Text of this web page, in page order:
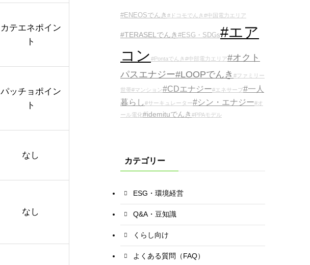
カテエネポイン
ト
パッチョポイン
ト
なし
なし
#ENEOSでんき #ドコモでんき #中国電力エリア
#TERASELでんき #ESG・SDGs#エア
コン #Pontaでんき #中部電力エリア#オクト
パスエナジー#LOOPでんき #ファミリー
世帯#マンション#CDエナジー#エネサーブ#一人
暮らし
#サーキュレーター#シン・エナジー#オ
ール電化#idemituでんき #PPAモデル
カテゴリー
ESG・環境経営
Q&A・豆知識
くらし向け
よくある質問（FAQ）